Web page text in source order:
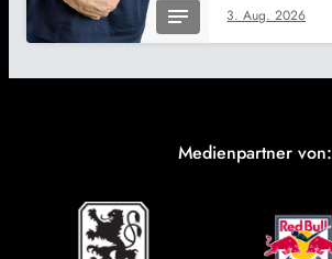
3. Aug. 2026
Medienpartner von: